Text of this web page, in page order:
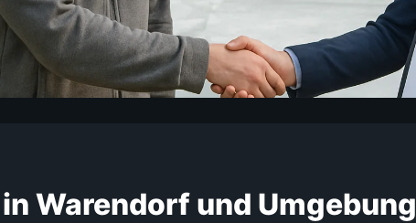
Warendorf und Umgebung